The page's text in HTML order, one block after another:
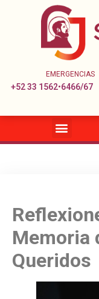
EMERGENCIAS
+52 33 1562•6466/67
Memoria
Queridos